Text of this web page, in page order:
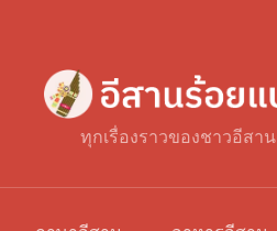
ทุกเรื่องราวของชาวอีสาน